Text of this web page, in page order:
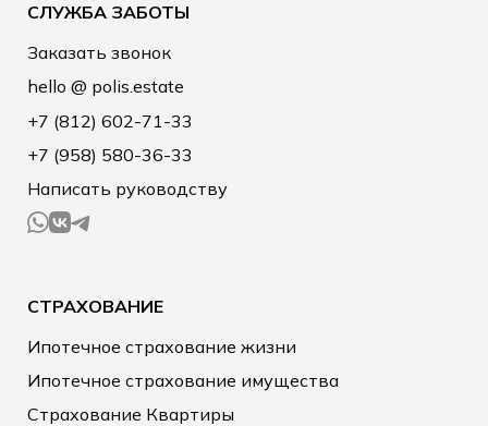
СЛУЖБА ЗАБОТЫ
Заказать звонок
hello @ polis.estate
+7 (812) 602-71-33
+7 (958) 580-36-33
Написать руководству
СТРАХОВАНИЕ
Ипотечное страхование жизни
Ипотечное страхование имущества
Страхование Квартиры